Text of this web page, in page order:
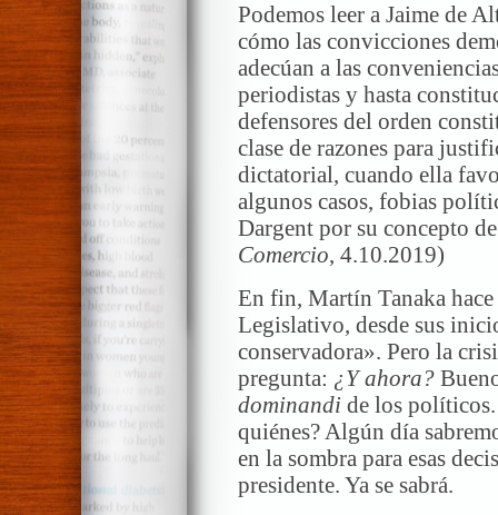
Podemos leer a Jaime de
cómo las convicciones
adecúan a las
periodistas y hasta
defensores del orden
clase de razones para
dictatorial, cuando ella
algunos casos, fobias
Dargent por su concepto
Comercio, 4.10.2019)
En fin, Martín Tanaka
Legislativo, desde sus
conservadora». Pero la
pregunta: ¿Y ahora?
dominandi de los políticos.
quiénes? Algún día
en la sombra para esas
presidente. Ya se sabrá.